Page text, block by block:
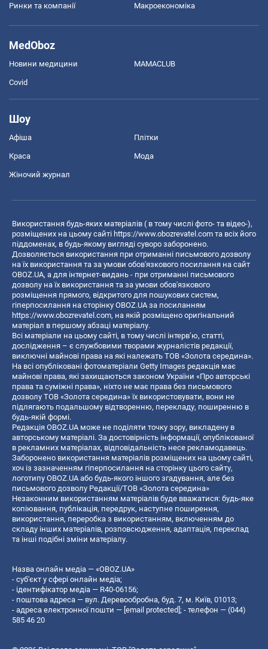
Ринки та компанії Макроекономіка
MedOboz
Новини медицини MAMACLUB
Covid
Шоу
Афіша Плітки
Краса Мода
Жіночий журнал
Використання будь-яких матеріалів ( в тому числі фото- та відео-),
розміщених на цьому сайті https://www.obozrevatel.com та всіх його
піддоменах, в будь-якому вигляді суворо заборонено.
Дозволяється використання при отриманні письмового дозволу
на їх використання та за умови обов'язкового посилання на сайт
OBOZ.UA, а для інтернет-видань - при отриманні письмового
дозволу на їх використання та за умови обов'язкового
розміщення прямого, відкритого для пошукових систем,
гіперпосилання на сторінку OBOZ.UA за посиланням
https://www.obozrevatel.com, на якій розміщено оригінальний
матеріал в першому абзаці матеріалу.
Всі матеріали на цьому сайті, в тому числі інтерв’ю, статті,
дослідження – є службовими творами журналістів редакції,
виключні майнові права на які належать ТОВ «Золота середина».
На всі опубліковані фотоматеріали Getty Images редакція має
майнові права, які захищаються законом України «Про авторські
права та суміжні права», ніхто не має права без письмового
дозволу ТОВ «Золота середина» їх використовувати, вони не
підлягають подальшому відтворенню, перекладу, поширенню в
будь-якій формі.
Редакція OBOZ.UA може не поділяти точку зору, викладену в
авторському матеріалі. За достовірність інформації, опублікованої
в рекламних матеріалах, відповідальність несе рекламодавець.
Заборонено використання матеріалів розміщених на цьому сайті,
хоч із зазначенням гіперпосилання на сторінку цього сайту,
логотипу OBOZ.UA або будь-якого іншого згадування, але без
письмового дозволу Редакції/ТОВ «Золота середина»
Незаконним використанням матеріалів буде вважатися: будь-яке
копiювання, публiкацiя, передрук, наступне поширення,
використання, переробка з використанням, включенням до
складу інших матеріалів, розповсюдження, адаптація, переклад
та інші подібні зміни матеріалу.
Назва онлайн медіа — «OBOZ.UA»
- суб'єкт у сфері онлайн медіа;
- ідентифікатор медіа — R40-06156;
- поштова адреса — вул. Деревообробна, буд. 7, м. Київ, 01013;
- адреса електронної пошти — [email protected]; - телефон — (044)
585 46 20